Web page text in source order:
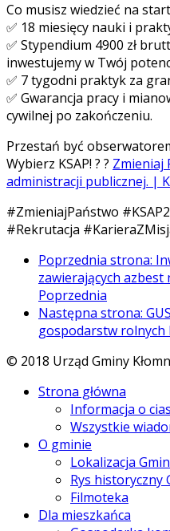
Co musisz wiedzieć na
✅ 18 miesięcy nauki i
✅ Stypendium 4900 zł
inwestujemy w Twój
✅ 7 tygodni praktyk za
✅ Gwarancja pracy i
cywilnej po zakończeniu.
Przestań być
Wybierz KSAP! ? ? Zmieniaj
administracji publicznej. |
#ZmieniajPaństwo
#Rekrutacja
Poprzednia strona:
zawierających azbest
Poprzednia
Następna strona:
gospodarstw rolnych
© 2018 Urząd Gminy
Strona główna
Informacja o
Wszystkie
O gminie
Lokalizacja
Rys historyczny
Filmoteka
Dla mieszkańca